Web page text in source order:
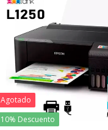
Agotado
10% Descuento